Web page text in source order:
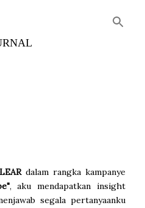
dalam rangka kampanye
, aku mendapatkan insight
segala pertanyaanku